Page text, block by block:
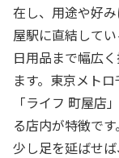
在し、用途や好
屋駅に直結して
日用品まで幅広
ます。東京メト
「ライフ 町屋店
る店内が特徴です。
少し足を延ばせ